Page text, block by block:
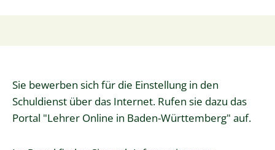
Sie bewerben sich für die Einstellung in den
Schuldienst über das Internet. Rufen sie dazu das
Portal "Lehrer Online in Baden-Württemberg" auf.